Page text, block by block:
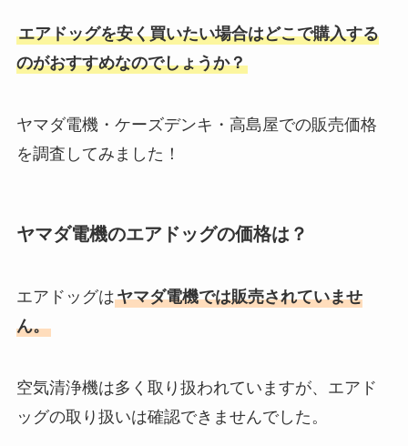
ジャンクワールドのクーポン・キ
ャンペーン一覧！通販でお得に購
みそきんの値段は？コンビニの定
マなどコンビニやドンキ・イオン
ネルマットレスの枕の選び方は？
なんでもいい？NELLの枕の使い
エアドッグを安く買いたい場合はどこで購入する
のがおすすめなのでしょうか？
ヤマダ電機・ケーズデンキ・高島屋での販売価格
を調査してみました！
ヤマダ電機のエアドッグの価格は？
エアドッグはヤマダ電機では販売されていませ
ん。
空気清浄機は多く取り扱われていますが、エアド
ッグの取り扱いは確認できませんでした。